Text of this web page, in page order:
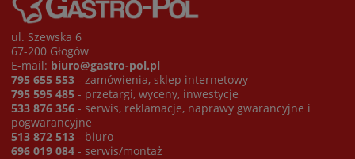
ul. Szewska 6
67-200 Głogów
E-mail: biuro@gastro-pol.pl
795 655 553 - zamówienia, sklep internetowy
795 595 485 - przetargi, wyceny, inwestycje
533 876 356 - serwis, reklamacje, naprawy gwarancyjne i
pogwarancyjne
513 872 513 - biuro
696 019 084 - serwis/montaż